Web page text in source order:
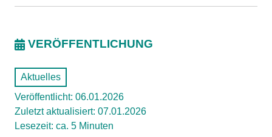
VERÖFFENTLICHUNG
Aktuelles
Veröffentlicht: 06.01.2026
Zuletzt aktualisiert: 07.01.2026
Lesezeit: ca. 5 Minuten